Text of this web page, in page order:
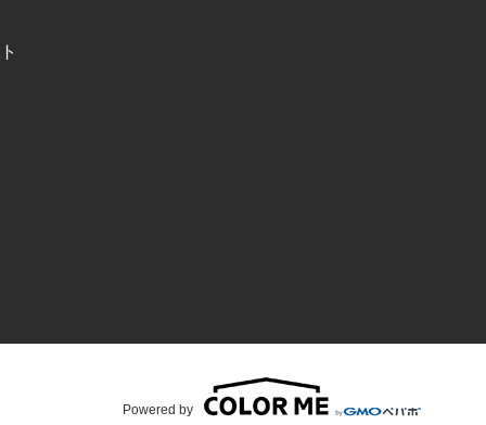
Powered by